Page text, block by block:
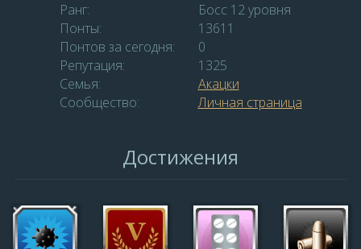
Ранг:
Босс 12 уровня
Понты:
13611
Понтов за сегодня:
0
Репутация:
1325
Семья:
Акацки
Сообщество:
Личная страница
Достижения